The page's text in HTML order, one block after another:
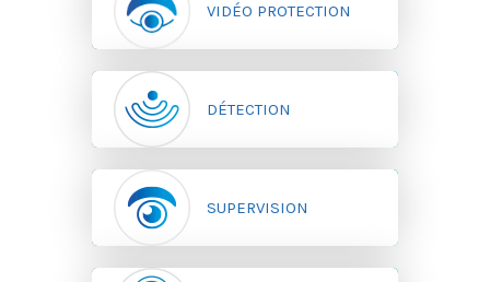
VIDÉO PROTECTION
DÉTECTION
SUPERVISION